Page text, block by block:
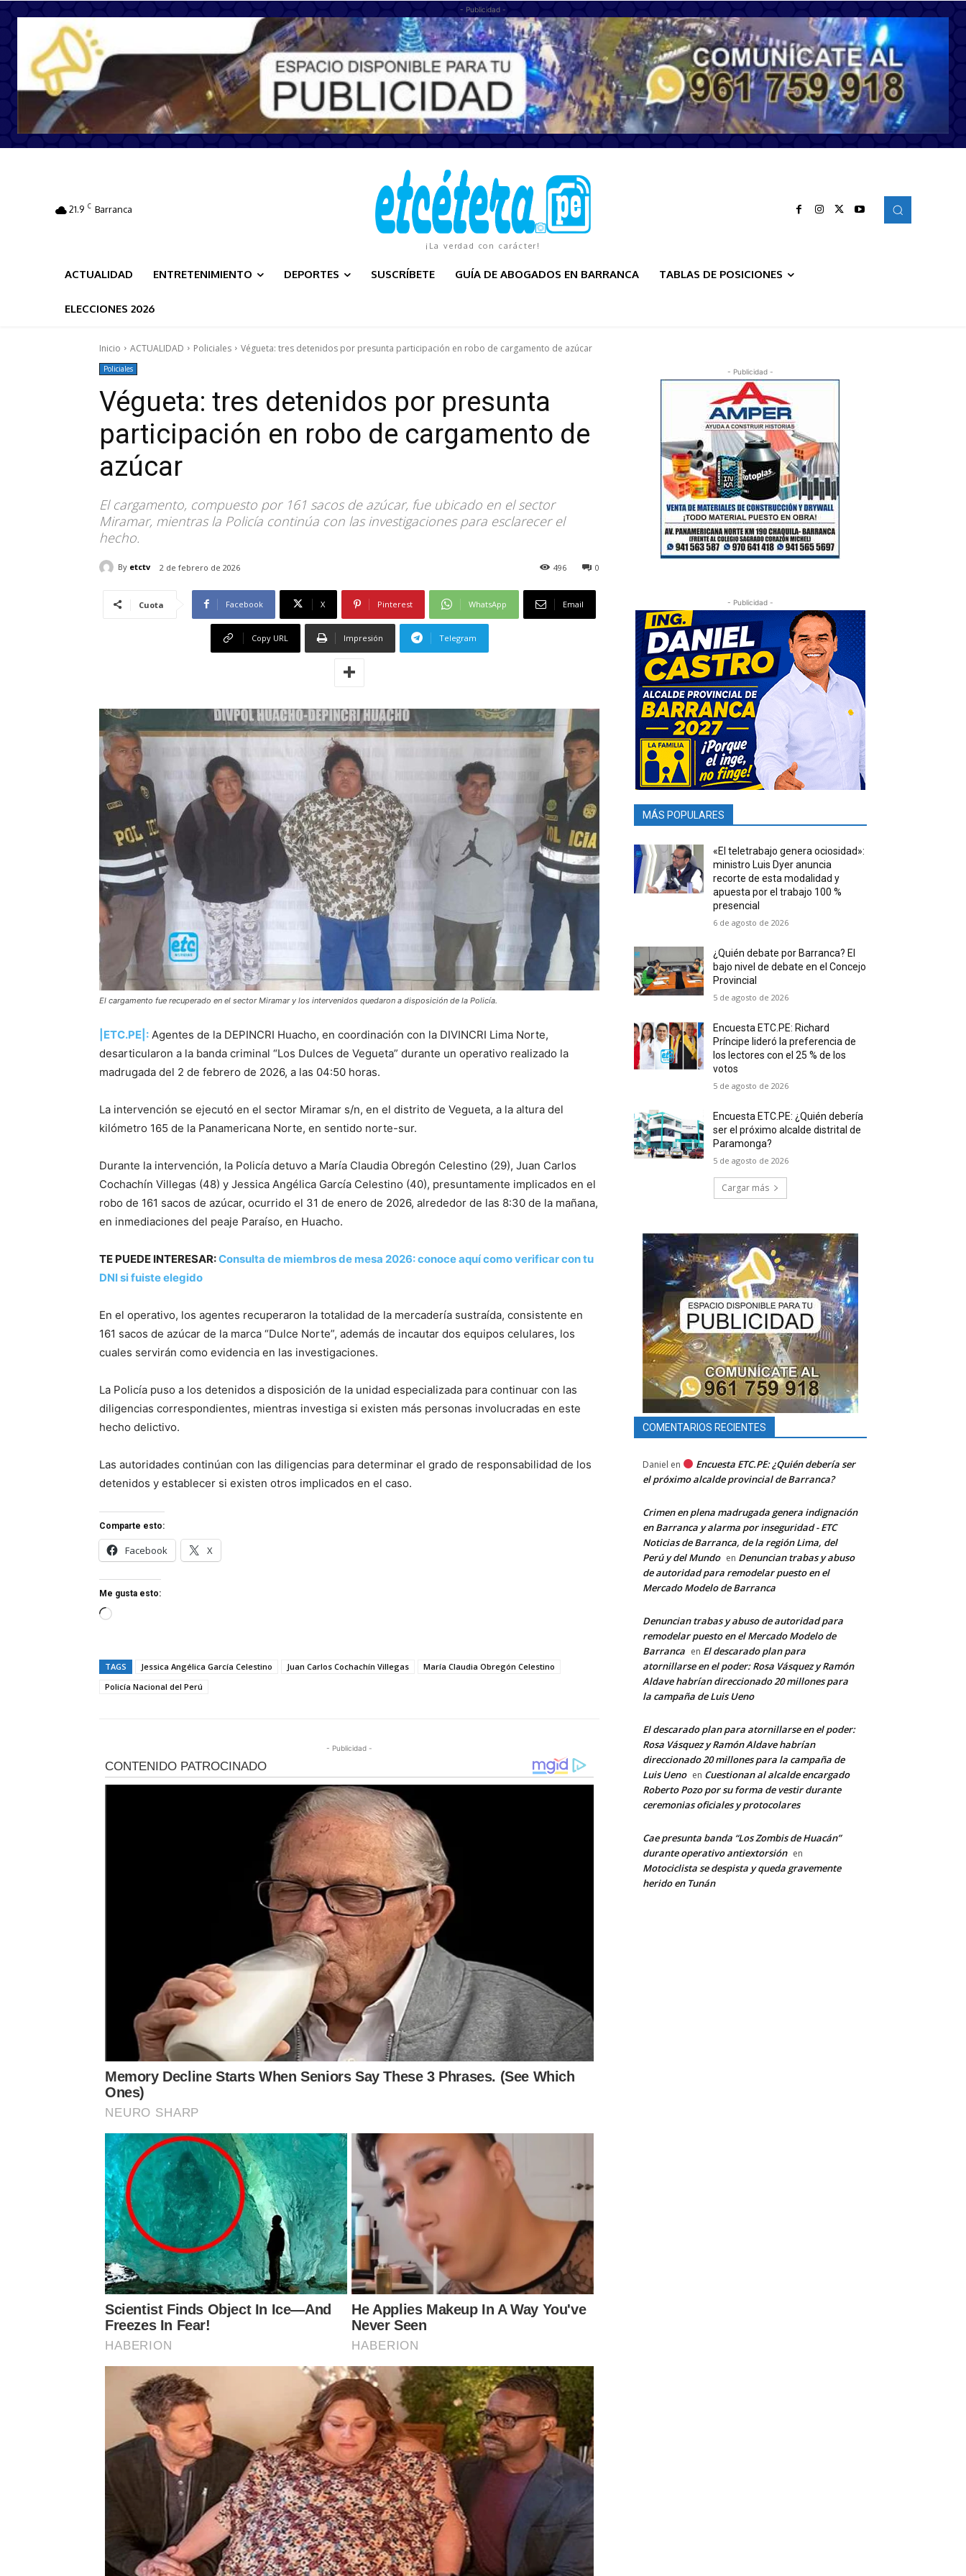
- Publicidad -
21.9 C Barranca
¡La verdad con carácter!
ACTUALIDAD ENTRETENIMIENTO DEPORTES SUSCRÍBETE GUÍA DE ABOGADOS EN BARRANCA TABLAS DE POSICIONES
ELECCIONES 2026
Inicio ACTUALIDAD Policiales Végueta: tres detenidos por presunta participación en robo de cargamento de azúcar
Policiales
Végueta: tres detenidos por presunta
participación en robo de cargamento de
azúcar
El cargamento, compuesto por 161 sacos de azúcar, fue ubicado en el sector
Miramar, mientras la Policía continúa con las investigaciones para esclarecer el
hecho.
By etctv 2 de febrero de 2026 0
496
Cuota Facebook X Pinterest WhatsApp Email
Copy URL Impresión Telegram
El cargamento fue recuperado en el sector Miramar y los intervenidos quedaron a disposición de la Policía.
|ETC.PE|: Agentes de la DEPINCRI Huacho, en coordinación con la DIVINCRI Lima Norte,
desarticularon a la banda criminal “Los Dulces de Vegueta” durante un operativo realizado la
madrugada del 2 de febrero de 2026, a las 04:50 horas.
La intervención se ejecutó en el sector Miramar s/n, en el distrito de Vegueta, a la altura del
kilómetro 165 de la Panamericana Norte, en sentido norte-sur.
Durante la intervención, la Policía detuvo a María Claudia Obregón Celestino (29), Juan Carlos
Cochachín Villegas (48) y Jessica Angélica García Celestino (40), presuntamente implicados en el
robo de 161 sacos de azúcar, ocurrido el 31 de enero de 2026, alrededor de las 8:30 de la mañana,
en inmediaciones del peaje Paraíso, en Huacho.
TE PUEDE INTERESAR:Consulta de miembros de mesa 2026: conoce aquí como verificar con tu
DNI si fuiste elegido
En el operativo, los agentes recuperaron la totalidad de la mercadería sustraída, consistente en
161 sacos de azúcar de la marca “Dulce Norte”, además de incautar dos equipos celulares, los
cuales servirán como evidencia en las investigaciones.
La Policía puso a los detenidos a disposición de la unidad especializada para continuar con las
diligencias correspondientes, mientras investiga si existen más personas involucradas en este
hecho delictivo.
Las autoridades continúan con las diligencias para determinar el grado de responsabilidad de los
detenidos y establecer si existen otros implicados en el caso.
Comparte esto:
Facebook X
Me gusta esto:
C
g
a
.
.
TAGS Jessica Angélica García Celestino Juan Carlos Cochachín Villegas
María Claudia Obregón Celestino
Policía Nacional del Perú
- Publicidad -
- Publicidad -
- Publicidad -
MÁS POPULARES
«El teletrabajo genera ociosidad»:
ministro Luis Dyer anuncia
recorte de esta modalidad y
apuesta por el trabajo 100 %
presencial
6 de agosto de 2026
¿Quién debate por Barranca? El
bajo nivel de debate en el Concejo
Provincial
5 de agosto de 2026
Encuesta ETC.PE: Richard
Príncipe lideró la preferencia de
los lectores con el 25 % de los
votos
5 de agosto de 2026
Encuesta ETC.PE: ¿Quién debería
ser el próximo alcalde distrital de
Paramonga?
5 de agosto de 2026
Cargar más
COMENTARIOS RECIENTES
Daniel en
Encuesta ETC.PE: ¿Quién debería ser
el próximo alcalde provincial de Barranca?
Crimen en plena madrugada genera indignación
en Barranca y alarma por inseguridad - ETC
Noticias de Barranca, de la región Lima, del
Perú y del Mundo en Denuncian trabas y abuso
de autoridad para remodelar puesto en el
Mercado Modelo de Barranca
Denuncian trabas y abuso de autoridad para
remodelar puesto en el Mercado Modelo de
Barranca en El descarado plan para
atornillarse en el poder: Rosa Vásquez y Ramón
Aldave habrían direccionado 20 millones para
la campaña de Luis Ueno
El descarado plan para atornillarse en el poder:
Rosa Vásquez y Ramón Aldave habrían
direccionado 20 millones para la campaña de
Luis Ueno en Cuestionan al alcalde encargado
Roberto Pozo por su forma de vestir durante
ceremonias oficiales y protocolares
Cae presunta banda “Los Zombis de Huacán”
durante operativo antiextorsión en
Motociclista se despista y queda gravemente
herido en Tunán